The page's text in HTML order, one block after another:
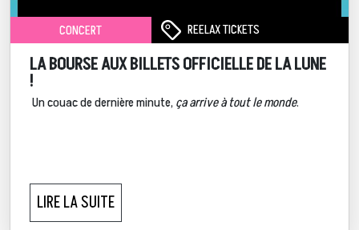
CONCERT REELAX TICKETS
LA BOURSE AUX BILLETS OFFICIELLE DE LA LUNE
!
Un couac de dernière minute,ça arrive à tout le monde.
LIRE LA SUITE